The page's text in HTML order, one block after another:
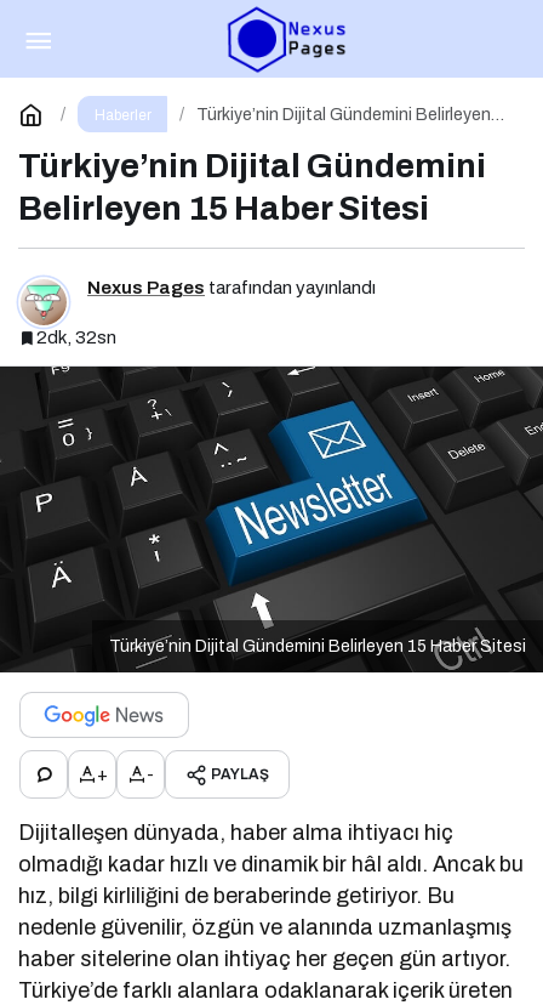
Haberler
Türkiye’nin Dijital Gündemini Belirleyen
Türkiye’nin Dijital Gündemini
Belirleyen 15 Haber Sitesi
Nexus Pages tarafından yayınlandı
2dk, 32sn
Türkiye’nin Dijital Gündemini Belirleyen 15 Haber Sitesi
+ - PAYLAŞ
Dijitalleşen dünyada, haber alma ihtiyacı hiç
olmadığı kadar hızlı ve dinamik bir hâl aldı. Ancak bu
hız, bilgi kirliliğini de beraberinde getiriyor. Bu
nedenle güvenilir, özgün ve alanında uzmanlaşmış
haber sitelerine olan ihtiyaç her geçen gün artıyor.
Türkiye’de farklı alanlara odaklanarak içerik üreten
Haber Değeri Nedir? Yorum Yap